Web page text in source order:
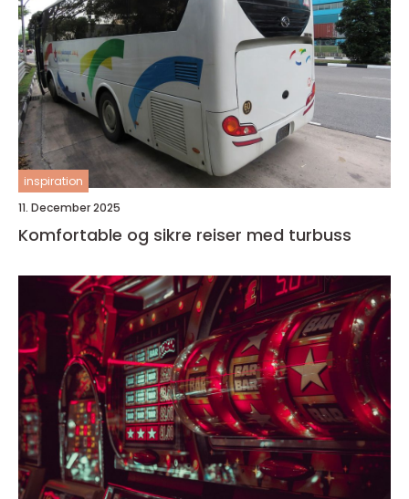
inspiration
11. December 2025
Komfortable og sikre reiser med turbuss